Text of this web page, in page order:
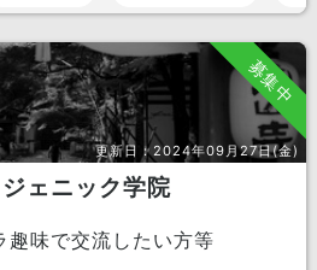
募集中
更新日：2024年09月27日(金)
ェニック学院
趣味で交流したい方等